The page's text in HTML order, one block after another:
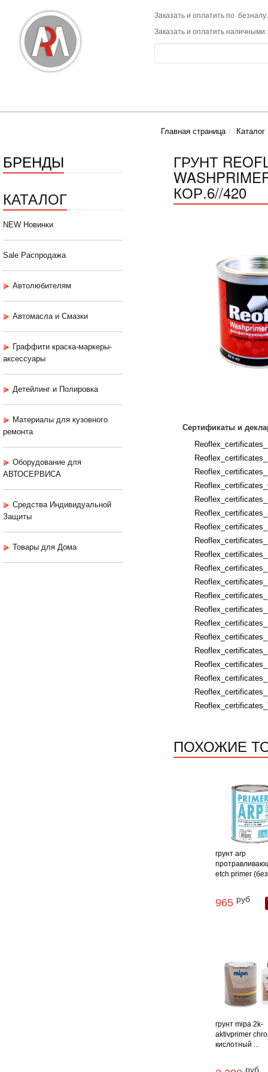
Заказать и оплатить по
Заказать и оплатить наличными
Главная страница Каталог
БРЕНДЫ
КАТАЛОГ
NEW Новинки
Sale Распродажа
Автолюбителям
Автомасла и Смазки
Граффити краска-маркеры-
аксессуары
Детейлинг и Полировка
Материалы для кузовного
ремонта
Оборудование для
АВТОСЕРВИСА
Средства Индивидуальной
Защиты
Товары для Дома
ГРУНТ
КОР.6//420
Сертификаты и
ПОХОЖИЕ
грунт arp
etch primer
965 руб
грунт mipa 2k-
aktivprimer
кислотный ...
руб